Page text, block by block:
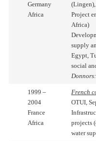
Germany
Africa
Project
Africa)
supply
Egypt,
social
Donnors:
1999 –
2004
France
Africa
French
OTUI,
projects
water